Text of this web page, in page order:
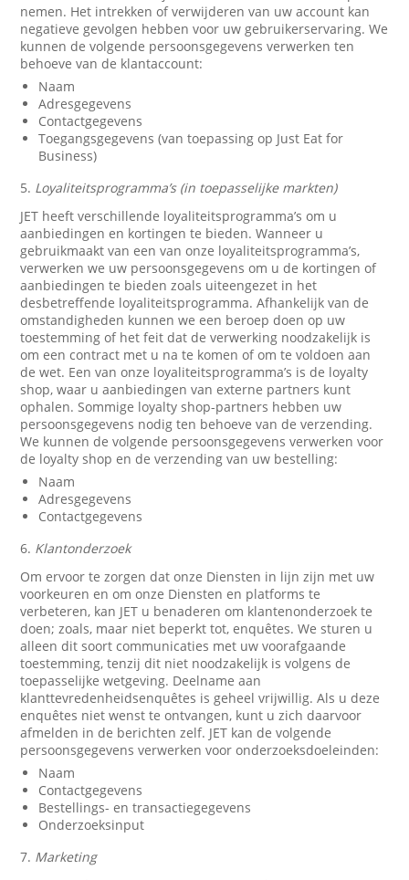
nemen. Het intrekken of verwijderen van uw account kan
negatieve gevolgen hebben voor uw gebruikerservaring. We
kunnen de volgende persoonsgegevens verwerken ten
behoeve van de klantaccount:
Naam
Adresgegevens
Contactgegevens
Toegangsgegevens (van toepassing op Just Eat for
Business)
5. Loyaliteitsprogramma’s (in toepasselijke markten)
JET heeft verschillende loyaliteitsprogramma’s om u
aanbiedingen en kortingen te bieden. Wanneer u
gebruikmaakt van een van onze loyaliteitsprogramma’s,
verwerken we uw persoonsgegevens om u de kortingen of
aanbiedingen te bieden zoals uiteengezet in het
desbetreffende loyaliteitsprogramma. Afhankelijk van de
omstandigheden kunnen we een beroep doen op uw
toestemming of het feit dat de verwerking noodzakelijk is
om een contract met u na te komen of om te voldoen aan
de wet. Een van onze loyaliteitsprogramma’s is de loyalty
shop, waar u aanbiedingen van externe partners kunt
ophalen. Sommige loyalty shop-partners hebben uw
persoonsgegevens nodig ten behoeve van de verzending.
We kunnen de volgende persoonsgegevens verwerken voor
de loyalty shop en de verzending van uw bestelling:
Naam
Adresgegevens
Contactgegevens
6. Klantonderzoek
Om ervoor te zorgen dat onze Diensten in lijn zijn met uw
voorkeuren en om onze Diensten en platforms te
verbeteren, kan JET u benaderen om klantenonderzoek te
doen; zoals, maar niet beperkt tot, enquêtes. We sturen u
alleen dit soort communicaties met uw voorafgaande
toestemming, tenzij dit niet noodzakelijk is volgens de
toepasselijke wetgeving. Deelname aan
klanttevredenheidsenquêtes is geheel vrijwillig. Als u deze
enquêtes niet wenst te ontvangen, kunt u zich daarvoor
afmelden in de berichten zelf. JET kan de volgende
persoonsgegevens verwerken voor onderzoeksdoeleinden:
Naam
Contactgegevens
Bestellings- en transactiegegevens
Onderzoeksinput
7. Marketing